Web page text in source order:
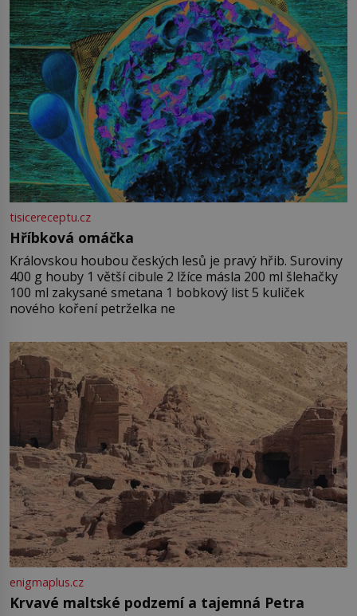
tisicereceptu.cz
Hříbková omáčka
Královskou houbou českých lesů je pravý hřib. Suroviny
400 g houby 1 větší cibule 2 lžíce másla 200 ml šlehačky
100 ml zakysané smetana 1 bobkový list 5 kuliček
nového koření petrželka ne
enigmaplus.cz
Krvavé maltské podzemí a tajemná Petra